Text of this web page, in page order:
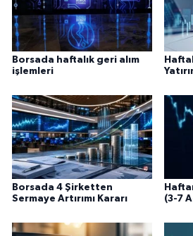
Borsada haftalık geri alım
işlemleri
Borsada 4 Şirketten
Sermaye Artırımı Kararı
(3-7